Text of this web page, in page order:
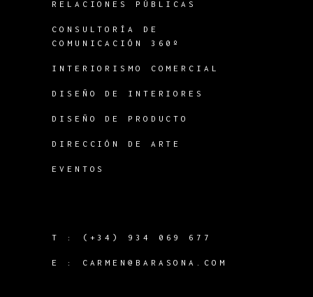
RELACIONES PÚBLICAS
CONSULTORÍA DE
COMUNICACIÓN 360º
INTERIORISMO COMERCIAL
DISEÑO DE INTERIORES
DISEÑO DE PRODUCTO
DIRECCIÓN DE ARTE
EVENTOS
T : (+34) 934 069 677
E : CARMEN@BARASONA.COM